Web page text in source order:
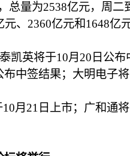
总量为2538亿元，周二
、2360亿元和1648亿
英将于10月20日公布
中签结果；大明电子
21日上市；广和通将